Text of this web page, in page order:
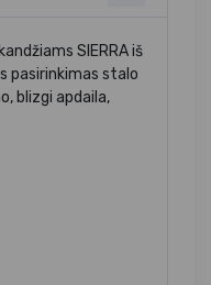
SIERRA iš
pasirinkimas stalo
blizgi apdaila,